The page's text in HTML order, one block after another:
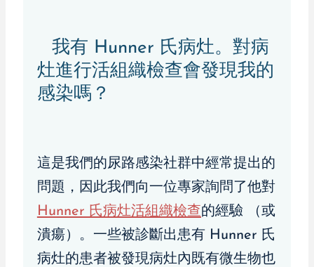
我有 Hunner 氏病灶。對病
灶進行活組織檢查會發現我的
感染嗎？
這是我們的尿路感染社群中經常提出的
問題，因此我們向一位專家詢問了他對
Hunner 氏病灶活組織檢查的經驗 （或
潰瘍）。一些被診斷出患有 Hunner 氏
病灶的患者被發現病灶內既有微生物也